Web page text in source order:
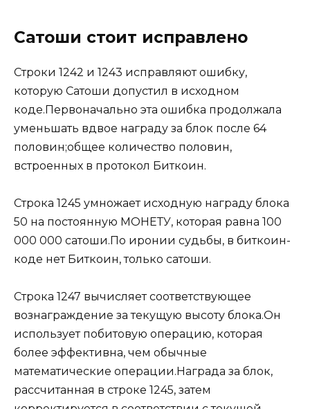
Сатоши стоит исправлено
Строки 1242 и 1243 исправляют ошибку,
которую Сатоши допустил в исходном
коде.Первоначально эта ошибка продолжала
уменьшать вдвое награду за блок после 64
половин;общее количество половин,
встроенных в протокол Биткоин.
Строка 1245 умножает исходную награду блока
50 на постоянную МОНЕТУ, которая равна 100
000 000 сатоши.По иронии судьбы, в биткоин-
коде нет Биткоин, только сатоши.
Строка 1247 вычисляет соответствующее
вознаграждение за текущую высоту блока.Он
использует побитовую операцию, которая
более эффективна, чем обычные
математические операции.Награда за блок,
рассчитанная в строке 1245, затем